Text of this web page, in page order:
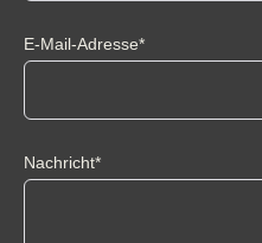
E-Mail-Adresse*
Nachricht*